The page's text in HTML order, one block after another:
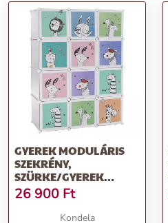
GYEREK MODULÁRIS
SZEKRÉNY,
SZÜRKE/GYEREK
MINTA, HAKON
26 900 Ft
Kondela